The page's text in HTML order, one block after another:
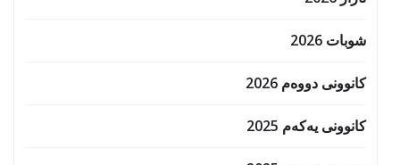
شوبات 2026
کانوونی دووەم 2026
کانوونی یەکەم 2025